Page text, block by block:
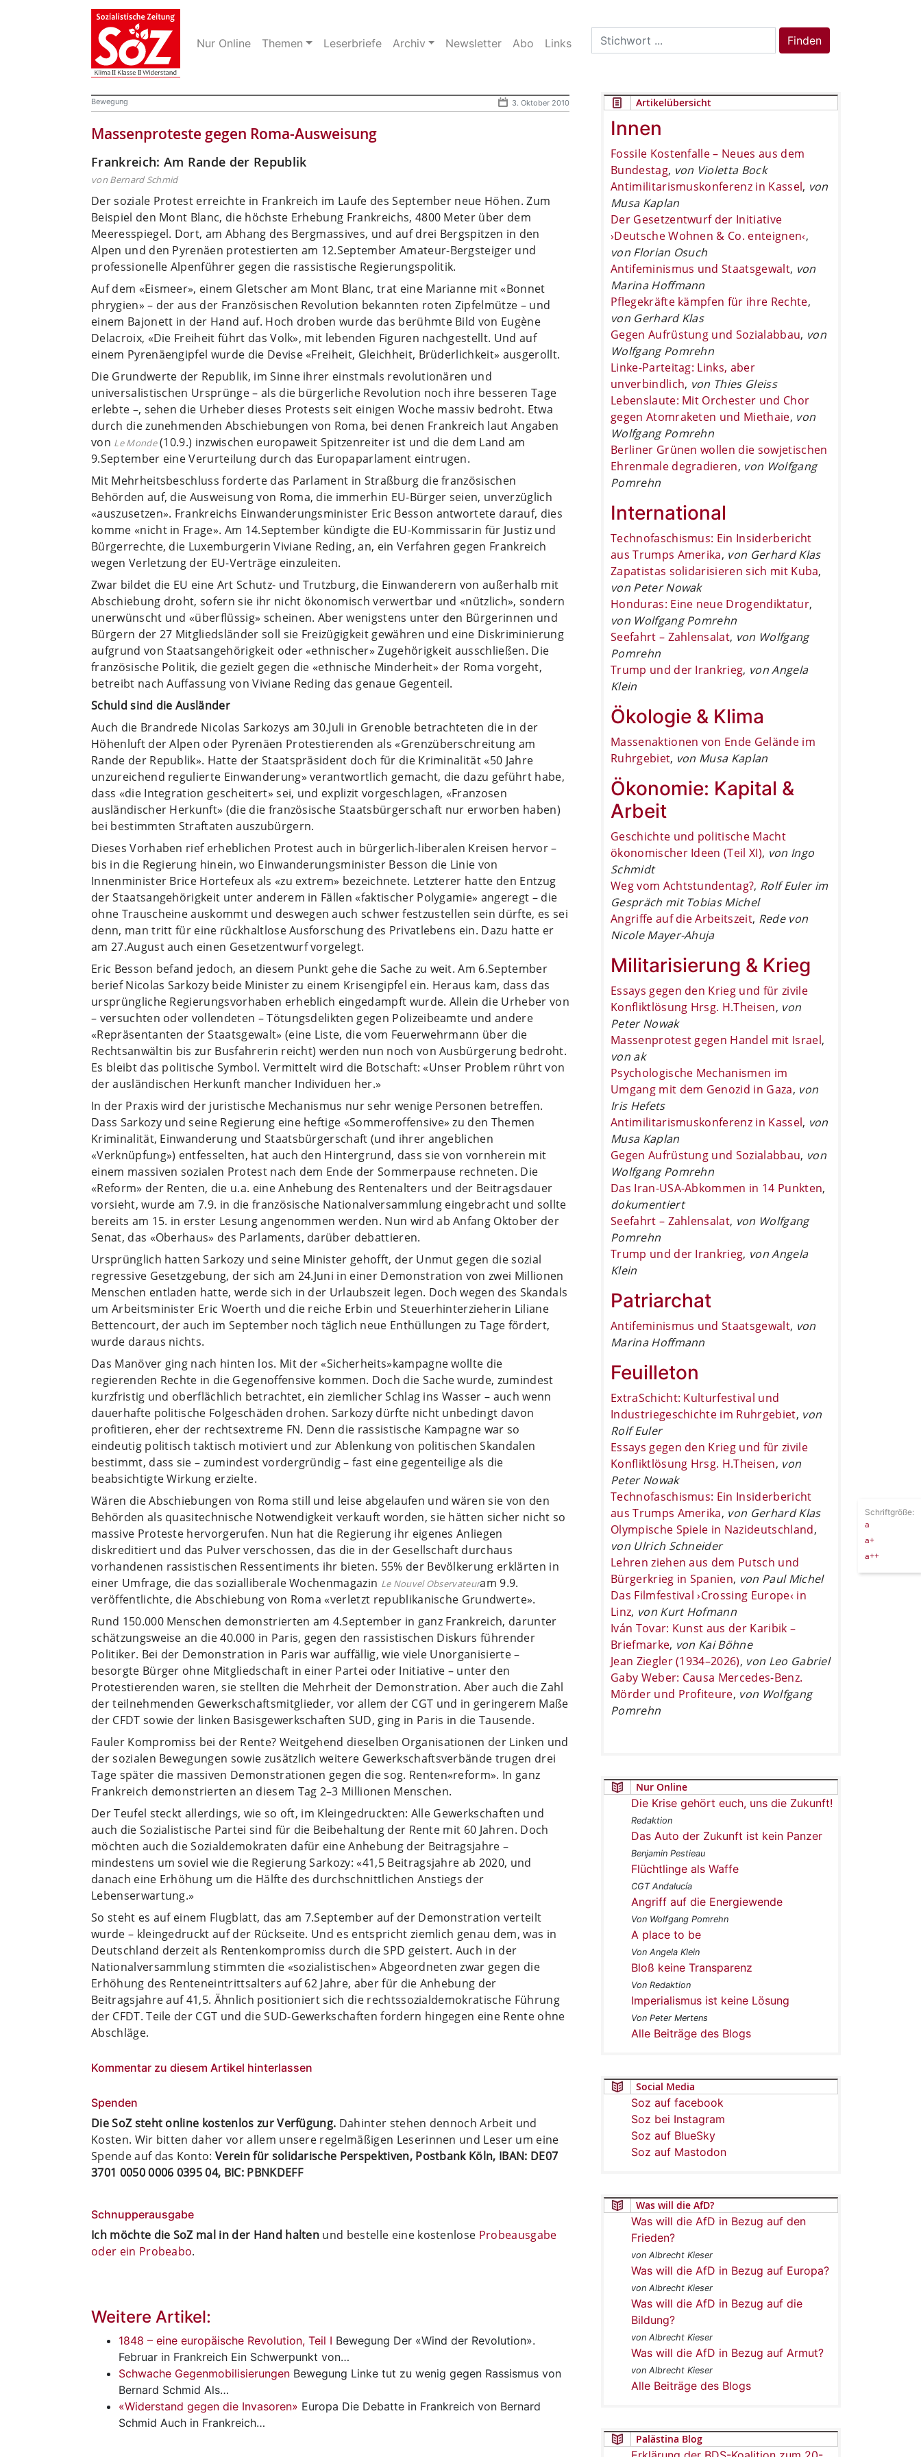
Nur Online Themen Leserbriefe Archiv Newsletter Abo Links
Search
for:
Finden
Bewegung 3. Oktober 2010
Massenproteste gegen Roma-Ausweisung
Frankreich: Am Rande der Republik
von Bernard Schmid
Der soziale Protest erreichte in Frankreich im Laufe des September neue Höhen. Zum
Beispiel den Mont Blanc, die höchste Erhebung Frankreichs, 4800 Meter über dem
Meeresspiegel. Dort, am Abhang des Bergmassives, und auf drei Bergspitzen in den
Alpen und den Pyrenäen protestierten am 12.September Amateur-Bergsteiger und
professionelle Alpenführer gegen die rassistische Regierungspolitik.
Auf dem «Eismeer», einem Gletscher am Mont Blanc, trat eine Marianne mit «Bonnet
phrygien» – der aus der Französischen Revolution bekannten roten Zipfelmütze – und
einem Bajonett in der Hand auf. Hoch droben wurde das berühmte Bild von Eugène
Delacroix, «Die Freiheit führt das Volk», mit lebenden Figuren nachgestellt. Und auf
einem Pyrenäengipfel wurde die Devise «Freiheit, Gleichheit, Brüderlichkeit» ausgerollt.
Die Grundwerte der Republik, im Sinne ihrer einstmals revolutionären und
universalistischen Ursprünge – als die bürgerliche Revolution noch ihre besseren Tage
erlebte –, sehen die Urheber dieses Protests seit einigen Woche massiv bedroht. Etwa
durch die zunehmenden Abschiebungen von Roma, bei denen Frankreich laut Angaben
von Le Monde(10.9.) inzwischen europaweit Spitzenreiter ist und die dem Land am
9.September eine Verurteilung durch das Europaparlament eintrugen.
Mit Mehrheitsbeschluss forderte das Parlament in Straßburg die französischen
Behörden auf, die Ausweisung von Roma, die immerhin EU-Bürger seien, unverzüglich
«auszusetzen». Frankreichs Einwanderungsminister Eric Besson antwortete darauf, dies
komme «nicht in Frage». Am 14.September kündigte die EU-Kommissarin für Justiz und
Bürgerrechte, die Luxemburgerin Viviane Reding, an, ein Verfahren gegen Frankreich
wegen Verletzung der EU-Verträge einzuleiten.
Zwar bildet die EU eine Art Schutz- und Trutzburg, die Einwanderern von außerhalb mit
Abschiebung droht, sofern sie ihr nicht ökonomisch verwertbar und «nützlich», sondern
unerwünscht und «überflüssig» scheinen. Aber wenigstens unter den Bürgerinnen und
Bürgern der 27 Mitgliedsländer soll sie Freizügigkeit gewähren und eine Diskriminierung
aufgrund von Staatsangehörigkeit oder «ethnischer» Zugehörigkeit ausschließen. Die
französische Politik, die gezielt gegen die «ethnische Minderheit» der Roma vorgeht,
betreibt nach Auffassung von Viviane Reding das genaue Gegenteil.
Schuld sind die Ausländer
Auch die Brandrede Nicolas Sarkozys am 30.Juli in Grenoble betrachteten die in der
Höhenluft der Alpen oder Pyrenäen Protestierenden als «Grenzüberschreitung am
Rande der Republik». Hatte der Staatspräsident doch für die Kriminalität «50 Jahre
unzureichend regulierte Einwanderung» verantwortlich gemacht, die dazu geführt habe,
dass «die Integration gescheitert» sei, und explizit vorgeschlagen, «Franzosen
ausländischer Herkunft» (die die französische Staatsbürgerschaft nur erworben haben)
bei bestimmten Straftaten auszubürgern.
Dieses Vorhaben rief erheblichen Protest auch in bürgerlich-liberalen Kreisen hervor –
bis in die Regierung hinein, wo Einwanderungsminister Besson die Linie von
Innenminister Brice Hortefeux als «zu extrem» bezeichnete. Letzterer hatte den Entzug
der Staatsangehörigkeit unter anderem in Fällen «faktischer Polygamie» angeregt – die
ohne Trauscheine auskommt und deswegen auch schwer festzustellen sein dürfte, es sei
denn, man tritt für eine rückhaltlose Ausforschung des Privatlebens ein. Dazu hatte er
am 27.August auch einen Gesetzentwurf vorgelegt.
Eric Besson befand jedoch, an diesem Punkt gehe die Sache zu weit. Am 6.September
berief Nicolas Sarkozy beide Minister zu einem Krisengipfel ein. Heraus kam, dass das
ursprüngliche Regierungsvorhaben erheblich eingedampft wurde. Allein die Urheber von
– versuchten oder vollendeten – Tötungsdelikten gegen Polizeibeamte und andere
«Repräsentanten der Staatsgewalt» (eine Liste, die vom Feuerwehrmann über die
Rechtsanwältin bis zur Busfahrerin reicht) werden nun noch von Ausbürgerung bedroht.
Es bleibt das politische Symbol. Vermittelt wird die Botschaft: «Unser Problem rührt von
der ausländischen Herkunft mancher Individuen her.»
In der Praxis wird der juristische Mechanismus nur sehr wenige Personen betreffen.
Dass Sarkozy und seine Regierung eine heftige «Sommeroffensive» zu den Themen
Kriminalität, Einwanderung und Staatsbürgerschaft (und ihrer angeblichen
«Verknüpfung») entfesselten, hat auch den Hintergrund, dass sie von vornherein mit
einem massiven sozialen Protest nach dem Ende der Sommerpause rechneten. Die
«Reform» der Renten, die u.a. eine Anhebung des Rentenalters und der Beitragsdauer
vorsieht, wurde am 7.9. in die französische Nationalversammlung eingebracht und sollte
bereits am 15. in erster Lesung angenommen werden. Nun wird ab Anfang Oktober der
Senat, das «Oberhaus» des Parlaments, darüber debattieren.
Ursprünglich hatten Sarkozy und seine Minister gehofft, der Unmut gegen die sozial
regressive Gesetzgebung, der sich am 24.Juni in einer Demonstration von zwei Millionen
Menschen entladen hatte, werde sich in der Urlaubszeit legen. Doch wegen des Skandals
um Arbeitsminister Eric Woerth und die reiche Erbin und Steuerhinterzieherin Liliane
Bettencourt, der auch im September noch täglich neue Enthüllungen zu Tage fördert,
wurde daraus nichts.
Das Manöver ging nach hinten los. Mit der «Sicherheits»kampagne wollte die
regierenden Rechte in die Gegenoffensive kommen. Doch die Sache wurde, zumindest
kurzfristig und oberflächlich betrachtet, ein ziemlicher Schlag ins Wasser – auch wenn
dauerhafte politische Folgeschäden drohen. Sarkozy dürfte nicht unbedingt davon
profitieren, eher der rechtsextreme FN. Denn die rassistische Kampagne war so
eindeutig politisch taktisch motiviert und zur Ablenkung von politischen Skandalen
bestimmt, dass sie – zumindest vordergründig – fast eine gegenteilige als die
beabsichtigte Wirkung erzielte.
Wären die Abschiebungen von Roma still und leise abgelaufen und wären sie von den
Behörden als quasitechnische Notwendigkeit verkauft worden, sie hätten sicher nicht so
massive Proteste hervorgerufen. Nun hat die Regierung ihr eigenes Anliegen
diskreditiert und das Pulver verschossen, das die in der Gesellschaft durchaus
vorhandenen rassistischen Ressentiments ihr bieten. 55% der Bevölkerung erklärten in
einer Umfrage, die das sozialliberale Wochenmagazin Le Nouvel Observateuram 9.9.
veröffentlichte, die Abschiebung von Roma «verletzt republikanische Grundwerte».
Rund 150.000 Menschen demonstrierten am 4.September in ganz Frankreich, darunter
schätzungsweise an die 40.000 in Paris, gegen den rassistischen Diskurs führender
Politiker. Bei der Demonstration in Paris war auffällig, wie viele Unorganisierte –
besorgte Bürger ohne Mitgliedschaft in einer Partei oder Initiative – unter den
Protestierenden waren, sie stellten die Mehrheit der Demonstration. Aber auch die Zahl
der teilnehmenden Gewerkschaftsmitglieder, vor allem der CGT und in geringerem Maße
der CFDT sowie der linken Basisgewerkschaften SUD, ging in Paris in die Tausende.
Fauler Kompromiss bei der Rente? Weitgehend dieselben Organisationen der Linken und
der sozialen Bewegungen sowie zusätzlich weitere Gewerkschaftsverbände trugen drei
Tage später die massiven Demonstrationen gegen die sog. Renten«reform». In ganz
Frankreich demonstrierten an diesem Tag 2–3 Millionen Menschen.
Der Teufel steckt allerdings, wie so oft, im Kleingedruckten: Alle Gewerkschaften und
auch die Sozialistische Partei sind für die Beibehaltung der Rente mit 60 Jahren. Doch
möchten auch die Sozialdemokraten dafür eine Anhebung der Beitragsjahre –
mindestens um soviel wie die Regierung Sarkozy: «41,5 Beitragsjahre ab 2020, und
danach eine Erhöhung um die Hälfte des durchschnittlichen Anstiegs der
Lebenserwartung.»
So steht es auf einem Flugblatt, das am 7.September auf der Demonstration verteilt
wurde – kleingedruckt auf der Rückseite. Und es entspricht ziemlich genau dem, was in
Deutschland derzeit als Rentenkompromiss durch die SPD geistert. Auch in der
Nationalversammlung stimmten die «sozialistischen» Abgeordneten zwar gegen die
Erhöhung des Renteneintrittsalters auf 62 Jahre, aber für die Anhebung der
Beitragsjahre auf 41,5. Ähnlich positioniert sich die rechtssozialdemokratische Führung
der CFDT. Teile der CGT und die SUD-Gewerkschaften fordern hingegen eine Rente ohne
Abschläge.
Kommentar zu diesem Artikel hinterlassen
Spenden
Die SoZ steht online kostenlos zur Verfügung. Dahinter stehen dennoch Arbeit und
Kosten. Wir bitten daher vor allem unsere regelmäßigen Leserinnen und Leser um eine
Spende auf das Konto:Verein für solidarische Perspektiven, Postbank Köln, IBAN: DE07
3701 0050 0006 0395 04, BIC: PBNKDEFF
Schnupperausgabe
Ich möchte die SoZ mal in der Hand halten und bestelle eine kostenlose Probeausgabe
oder ein Probeabo.
Weitere Artikel:
1848 – eine europäische Revolution, Teil I Bewegung Der «Wind der Revolution».
Februar in Frankreich Ein Schwerpunkt von…
Schwache Gegenmobilisierungen Bewegung Linke tut zu wenig gegen Rassismus von
Bernard Schmid Als…
«Widerstand gegen die Invasoren» Europa Die Debatte in Frankreich von Bernard
Schmid Auch in Frankreich…
Artikelübersicht
Innen
Fossile Kostenfalle – Neues aus dem
Bundestag, von Violetta Bock
Antimilitarismuskonferenz in Kassel, von
Musa Kaplan
Der Gesetzentwurf der Initiative
›Deutsche Wohnen & Co. enteignen‹,
von Florian Osuch
Antifeminismus und Staatsgewalt, von
Marina Hoffmann
Pflegekräfte kämpfen für ihre Rechte,
von Gerhard Klas
Gegen Aufrüstung und Sozialabbau, von
Wolfgang Pomrehn
Linke-Parteitag: Links, aber
unverbindlich, von Thies Gleiss
Lebenslaute: Mit Orchester und Chor
gegen Atomraketen und Miethaie, von
Wolfgang Pomrehn
Berliner Grünen wollen die sowjetischen
Ehrenmale degradieren, von Wolfgang
Pomrehn
International
Technofaschismus: Ein Insiderbericht
aus Trumps Amerika, von Gerhard Klas
Zapatistas solidarisieren sich mit Kuba,
von Peter Nowak
Honduras: Eine neue Drogendiktatur,
von Wolfgang Pomrehn
Seefahrt – Zahlensalat, von Wolfgang
Pomrehn
Trump und der Irankrieg, von Angela
Klein
Ökologie & Klima
Massenaktionen von Ende Gelände im
Ruhrgebiet, von Musa Kaplan
Ökonomie: Kapital &
Arbeit
Geschichte und politische Macht
ökonomischer Ideen (Teil XI), von Ingo
Schmidt
Weg vom Achtstundentag?, Rolf Euler im
Gespräch mit Tobias Michel
Angriffe auf die Arbeitszeit, Rede von
Nicole Mayer-Ahuja
Militarisierung & Krieg
Essays gegen den Krieg und für zivile
Konfliktlösung Hrsg. H.Theisen, von
Peter Nowak
Massenprotest gegen Handel mit Israel,
von ak
Psychologische Mechanismen im
Umgang mit dem Genozid in Gaza, von
Iris Hefets
Antimilitarismuskonferenz in Kassel, von
Musa Kaplan
Gegen Aufrüstung und Sozialabbau, von
Wolfgang Pomrehn
Das Iran-USA-Abkommen in 14 Punkten,
dokumentiert
Seefahrt – Zahlensalat, von Wolfgang
Pomrehn
Trump und der Irankrieg, von Angela
Klein
Patriarchat
Antifeminismus und Staatsgewalt, von
Marina Hoffmann
Feuilleton
ExtraSchicht: Kulturfestival und
Industriegeschichte im Ruhrgebiet, von
Rolf Euler
Essays gegen den Krieg und für zivile
Konfliktlösung Hrsg. H.Theisen, von
Peter Nowak
Technofaschismus: Ein Insiderbericht
aus Trumps Amerika, von Gerhard Klas
Olympische Spiele in Nazideutschland,
von Ulrich Schneider
Lehren ziehen aus dem Putsch und
Bürgerkrieg in Spanien, von Paul Michel
Das Filmfestival ›Crossing Europe‹ in
Linz, von Kurt Hofmann
Iván Tovar: Kunst aus der Karibik –
Briefmarke, von Kai Böhne
Jean Ziegler (1934–2026), von Leo Gabriel
Gaby Weber: Causa Mercedes-Benz.
Mörder und Profiteure, von Wolfgang
Pomrehn
Nur Online
Die Krise gehört euch, uns die Zukunft!
Redaktion
Das Auto der Zukunft ist kein Panzer
Benjamin Pestieau
Flüchtlinge als Waffe
CGT Andalucía
Angriff auf die Energiewende
Von Wolfgang Pomrehn
A place to be
Von Angela Klein
Bloß keine Transparenz
Von Redaktion
Imperialismus ist keine Lösung
Von Peter Mertens
Alle Beiträge des Blogs
Social Media
Soz auf facebook
Soz bei Instagram
Soz auf BlueSky
Soz auf Mastodon
Was will die AfD?
Was will die AfD in Bezug auf den
Frieden?
von Albrecht Kieser
Was will die AfD in Bezug auf Europa?
von Albrecht Kieser
Was will die AfD in Bezug auf die
Bildung?
von Albrecht Kieser
Was will die AfD in Bezug auf Armut?
von Albrecht Kieser
Alle Beiträge des Blogs
Palästina Blog
Schriftgröße:
a
a+
a++